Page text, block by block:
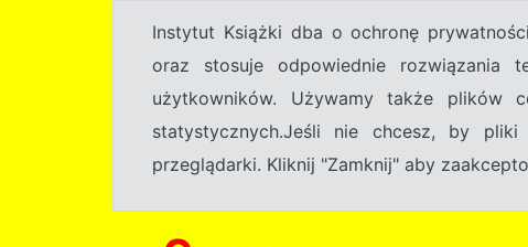
Instytut Książki dba o ochronę
oraz stosuje odpowiednie rozwiązania
użytkowników. Używamy także plików
statystycznych.Jeśli nie chcesz, by
przeglądarki. Kliknij "Zamknij" aby